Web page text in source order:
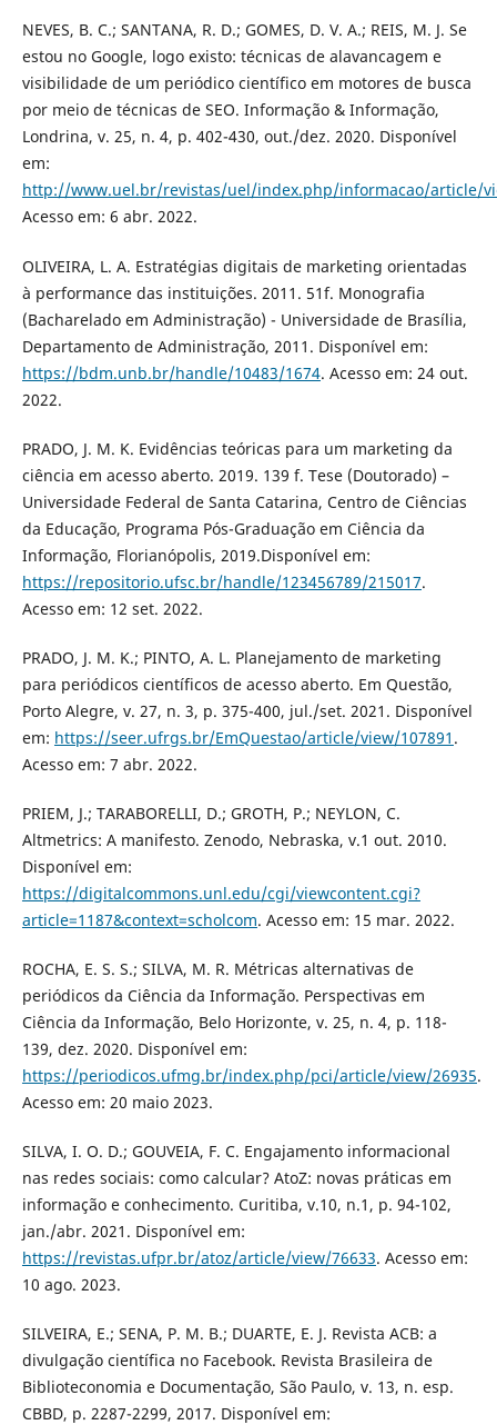
NEVES, B. C.; SANTANA, R. D.; GOMES, D. V. A.; REIS, M. J. Se
estou no Google, logo existo: técnicas de alavancagem e
visibilidade de um periódico científico em motores de busca
por meio de técnicas de SEO. Informação & Informação,
Londrina, v. 25, n. 4, p. 402-430, out./dez. 2020. Disponível
em:
http://www.uel.br/revistas/uel/index.php/informacao/article/
Acesso em: 6 abr. 2022.
OLIVEIRA, L. A. Estratégias digitais de marketing orientadas
à performance das instituições. 2011. 51f. Monografia
(Bacharelado em Administração) - Universidade de Brasília,
Departamento de Administração, 2011. Disponível em:
https://bdm.unb.br/handle/10483/1674. Acesso em: 24 out.
2022.
PRADO, J. M. K. Evidências teóricas para um marketing da
ciência em acesso aberto. 2019. 139 f. Tese (Doutorado) –
Universidade Federal de Santa Catarina, Centro de Ciências
da Educação, Programa Pós-Graduação em Ciência da
Informação, Florianópolis, 2019.Disponível em:
https://repositorio.ufsc.br/handle/123456789/215017.
Acesso em: 12 set. 2022.
PRADO, J. M. K.; PINTO, A. L. Planejamento de marketing
para periódicos científicos de acesso aberto. Em Questão,
Porto Alegre, v. 27, n. 3, p. 375-400, jul./set. 2021. Disponível
em: https://seer.ufrgs.br/EmQuestao/article/view/107891 .
Acesso em: 7 abr. 2022.
PRIEM, J.; TARABORELLI, D.; GROTH, P.; NEYLON, C.
Altmetrics: A manifesto. Zenodo, Nebraska, v.1 out. 2010.
Disponível em:
https://digitalcommons.unl.edu/cgi/viewcontent.cgi?
article=1187&context=scholcom. Acesso em: 15 mar. 2022.
ROCHA, E. S. S.; SILVA, M. R. Métricas alternativas de
periódicos da Ciência da Informação. Perspectivas em
Ciência da Informação, Belo Horizonte, v. 25, n. 4, p. 118-
139, dez. 2020. Disponível em:
https://periodicos.ufmg.br/index.php/pci/article/view/26935.
Acesso em: 20 maio 2023.
SILVA, I. O. D.; GOUVEIA, F. C. Engajamento informacional
nas redes sociais: como calcular? AtoZ: novas práticas em
informação e conhecimento. Curitiba, v.10, n.1, p. 94-102,
jan./abr. 2021. Disponível em:
https://revistas.ufpr.br/atoz/article/view/76633. Acesso em:
10 ago. 2023.
SILVEIRA, E.; SENA, P. M. B.; DUARTE, E. J. Revista ACB: a
divulgação científica no Facebook. Revista Brasileira de
Biblioteconomia e Documentação, São Paulo, v. 13, n. esp.
CBBD, p. 2287-2299, 2017. Disponível em: